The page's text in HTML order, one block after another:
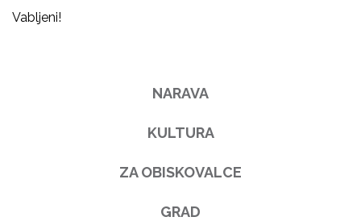
Vabljeni!
NARAVA
KULTURA
ZA OBISKOVALCE
GRAD